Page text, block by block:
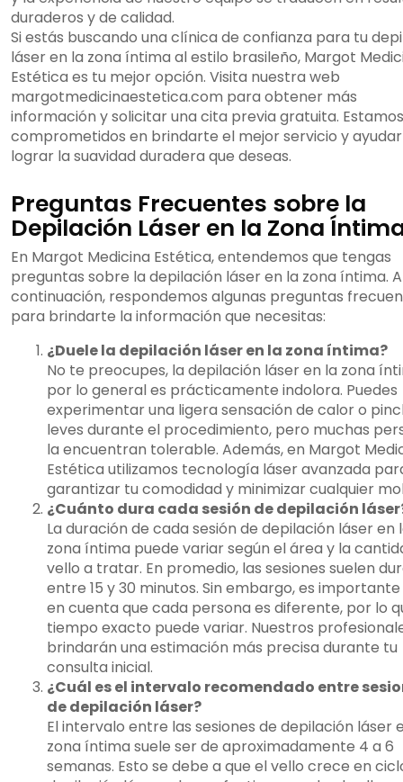
duraderos y de calidad.
Si estás buscando una clínica de confianza para tu
láser en la zona íntima al estilo brasileño, Margot
Estética es tu mejor opción. Visita nuestra web
margotmedicinaestetica.com para obtener más
información y solicitar una cita previa gratuita. Estamos
comprometidos en brindarte el mejor servicio y
lograr la suavidad duradera que deseas.
Preguntas Frecuentes sobre la
Depilación Láser en la Zona
En Margot Medicina Estética, entendemos que tengas
preguntas sobre la depilación láser en la zona íntima. A
continuación, respondemos algunas preguntas
para brindarte la información que necesitas:
¿Duele la depilación láser en la zona íntima?
No te preocupes, la depilación láser en la zona
por lo general es prácticamente indolora. Puedes
experimentar una ligera sensación de calor o
leves durante el procedimiento, pero muchas
la encuentran tolerable. Además, en Margot
Estética utilizamos tecnología láser avanzada
garantizar tu comodidad y minimizar cualquier
¿Cuánto dura cada sesión de depilación
La duración de cada sesión de depilación láser en
zona íntima puede variar según el área y la
vello a tratar. En promedio, las sesiones suelen
entre 15 y 30 minutos. Sin embargo, es
en cuenta que cada persona es diferente, por lo
tiempo exacto puede variar. Nuestros
brindarán una estimación más precisa durante tu
consulta inicial.
¿Cuál es el intervalo recomendado entre
de depilación láser?
El intervalo entre las sesiones de depilación láser
zona íntima suele ser de aproximadamente 4 a 6
semanas. Esto se debe a que el vello crece en